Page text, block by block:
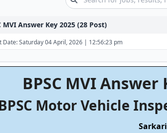
MVI Answer Key 2025 (28 Post)
Date: Saturday 04 April, 2026 | 12:56:23 pm
BPSC MVI
Motor Vehicle